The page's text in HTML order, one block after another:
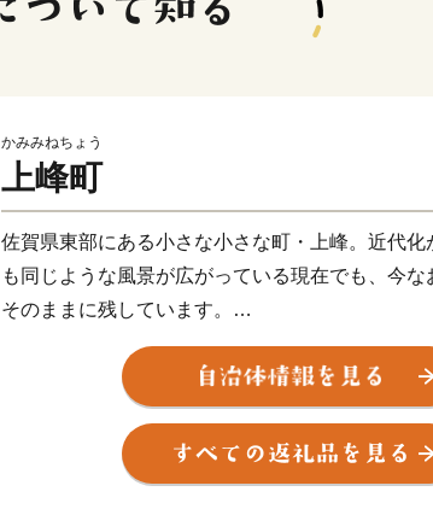
かみみねちょう
上峰町
佐賀県東部にある小さな小さな町・上峰。近代化
も同じような風景が広がっている現在でも、今な
そのままに残しています。
武将・源為朝を育んだ鎮西山から湧き出る清らか
と駆け巡り豊かな土壌を作り上げます。
清らかな水に恵まれた肥沃な大地で育った作物や
どれも最高級。
特に、町の南部で肥育を行っている黒毛和牛の最